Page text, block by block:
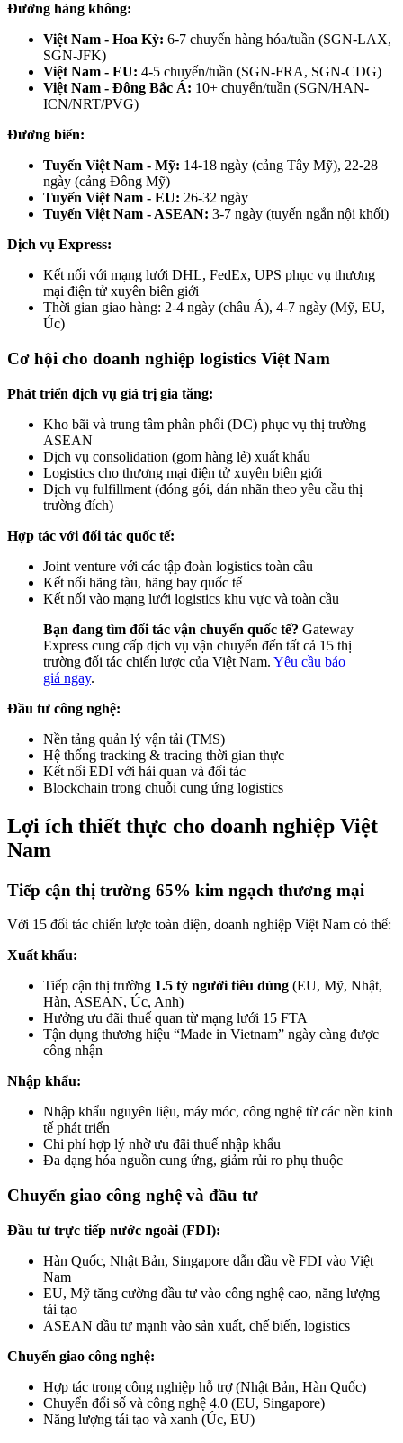
Đường hàng không:
Việt Nam - Hoa Kỳ: 6-7 chuyến hàng hóa/tuần (SGN-LAX,
SGN-JFK)
Việt Nam - EU: 4-5 chuyến/tuần (SGN-FRA, SGN-CDG)
Việt Nam - Đông Bắc Á: 10+ chuyến/tuần (SGN/HAN-
ICN/NRT/PVG)
Đường biển:
Tuyến Việt Nam - Mỹ: 14-18 ngày (cảng Tây Mỹ), 22-28
ngày (cảng Đông Mỹ)
Tuyến Việt Nam - EU: 26-32 ngày
Tuyến Việt Nam - ASEAN: 3-7 ngày (tuyến ngắn nội khối)
Dịch vụ Express:
Kết nối với mạng lưới DHL, FedEx, UPS phục vụ thương
mại điện tử xuyên biên giới
Thời gian giao hàng: 2-4 ngày (châu Á), 4-7 ngày (Mỹ, EU,
Úc)
Cơ hội cho doanh nghiệp logistics Việt Nam
Phát triển dịch vụ giá trị gia tăng:
Kho bãi và trung tâm phân phối (DC) phục vụ thị trường
ASEAN
Dịch vụ consolidation (gom hàng lẻ) xuất khẩu
Logistics cho thương mại điện tử xuyên biên giới
Dịch vụ fulfillment (đóng gói, dán nhãn theo yêu cầu thị
trường đích)
Hợp tác với đối tác quốc tế:
Joint venture với các tập đoàn logistics toàn cầu
Kết nối hãng tàu, hãng bay quốc tế
Kết nối vào mạng lưới logistics khu vực và toàn cầu
Bạn đang tìm đối tác vận chuyển quốc tế? Gateway
Express cung cấp dịch vụ vận chuyển đến tất cả 15 thị
trường đối tác chiến lược của Việt Nam. Yêu cầu báo
giá ngay.
Đầu tư công nghệ:
Nền tảng quản lý vận tải (TMS)
Hệ thống tracking & tracing thời gian thực
Kết nối EDI với hải quan và đối tác
Blockchain trong chuỗi cung ứng logistics
Lợi ích thiết thực cho doanh nghiệp Việt
Nam
Tiếp cận thị trường 65% kim ngạch thương mại
Với 15 đối tác chiến lược toàn diện, doanh nghiệp Việt Nam có thể:
Xuất khẩu:
Tiếp cận thị trường 1.5 tỷ người tiêu dùng (EU, Mỹ, Nhật,
Hàn, ASEAN, Úc, Anh)
Hưởng ưu đãi thuế quan từ mạng lưới 15 FTA
Tận dụng thương hiệu “Made in Vietnam” ngày càng được
công nhận
Nhập khẩu:
Nhập khẩu nguyên liệu, máy móc, công nghệ từ các nền kinh
tế phát triển
Chi phí hợp lý nhờ ưu đãi thuế nhập khẩu
Đa dạng hóa nguồn cung ứng, giảm rủi ro phụ thuộc
Chuyển giao công nghệ và đầu tư
Đầu tư trực tiếp nước ngoài (FDI):
Hàn Quốc, Nhật Bản, Singapore dẫn đầu về FDI vào Việt
Nam
EU, Mỹ tăng cường đầu tư vào công nghệ cao, năng lượng
tái tạo
ASEAN đầu tư mạnh vào sản xuất, chế biến, logistics
Chuyển giao công nghệ:
Hợp tác trong công nghiệp hỗ trợ (Nhật Bản, Hàn Quốc)
Chuyển đổi số và công nghệ 4.0 (EU, Singapore)
Năng lượng tái tạo và xanh (Úc, EU)